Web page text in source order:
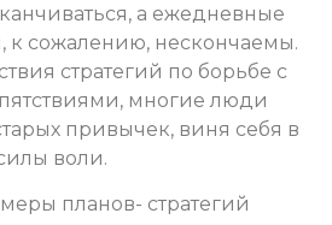
а ежедневные
к сожалению, нескончаемы.
стратегий по борьбе с
многие люди
привычек, виня себя в
воли.
планов- стратегий